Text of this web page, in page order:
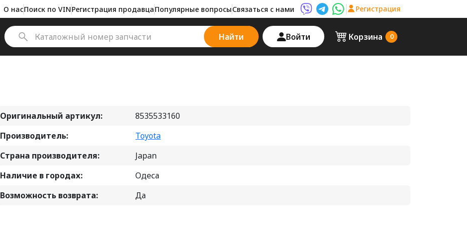
О насПоиск по VINРегистрация продавцаПопулярные вопросыСвязаться с нами Viber AutoPalma
Telegram AutoPalma
WhatsApp AutoPalma
Регистрация
Найти Войти Корзина 0
Оригинальный артикул:
8535533160
Производитель:
Toyota
Страна производителя:
Japan
Наличие в городах:
Одеса
Возможность возврата:
Да